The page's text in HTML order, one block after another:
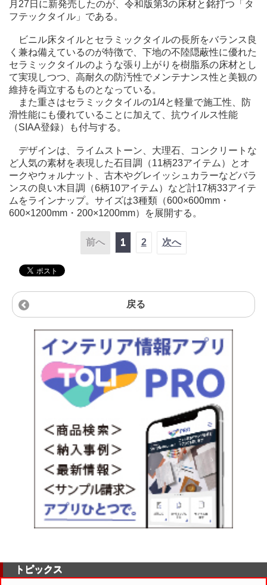
月27日に新発売したのが、令和版第3の床材と銘打つ「タ
フテックタイル」である。
ビニル床タイルとセラミックタイルの長所をバランス良
く兼ね備えているのが特徴で、下地の不陸隠蔽性に優れた
セラミックタイルのような張り上がりを樹脂系の床材とし
て実現しつつ、高耐久の防汚性でメンテナンス性と美観の
維持を両立するものとなっている。
また重さはセラミックタイルの1/4と軽量で施工性、防
滑性能にも優れていることに加えて、抗ウイルス性能
（SIAA登録）も付与する。
デザインは、ライムストーン、大理石、コンクリートな
ど人気の素材を表現した石目調（11柄23アイテム）とオ
ークやウォルナット、古木やグレイッシュカラーなどバラ
ンスの良い木目調（6柄10アイテム）など計17柄33アイテ
ムをラインナップ。サイズは3種類（600×600mm・
600×1200mm・200×1200mm）を展開する。
前へ 1 2 次へ
戻る
トピックス